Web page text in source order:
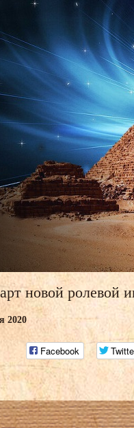
новой ролевой
2020
Facebook